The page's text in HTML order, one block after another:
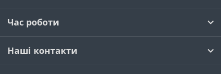
Час роботи
Наші контакти